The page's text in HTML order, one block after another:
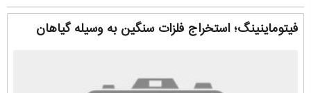
فیتوماینینگ؛ استخراج فلزات سنگین به وسیله گیاهان